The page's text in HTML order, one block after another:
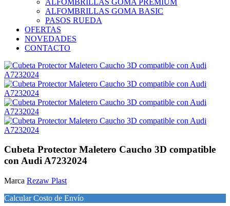
ALFOMBRILLAS GOMA BASIC
PASOS RUEDA
OFERTAS
NOVEDADES
CONTACTO
Cubeta Protector Maletero Caucho 3D compatible
con Audi A7232024
Marca Rezaw Plast
Calcular Costo de Envío